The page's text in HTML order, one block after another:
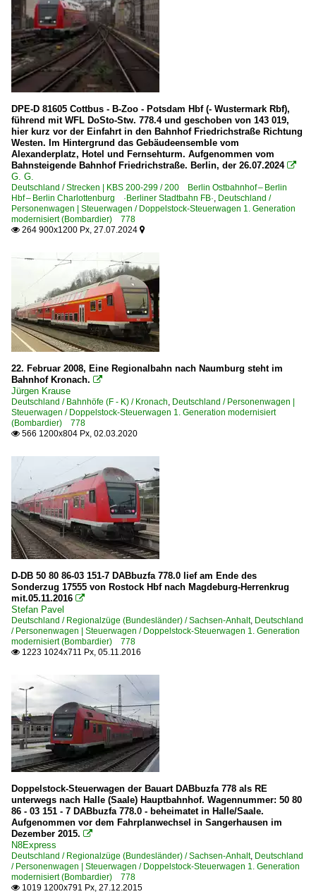
RB 22 ·Airport-Express·
RB-, RE-Linien in NRW
RE 3 ·Rhein-Emscher-Express·
Regionalzüge (Bundesländer)
Baden-Württemberg
Bayern
Mecklenburg-Vorpommern
Sachsen
Sachsen-Anhalt
Thüringen
S-Bahnen und Regionalstadtbahnen
Leipzig, Halle (Verbund)
Sonstiges
Zugzielanzeiger, Zugzieltafeln
Strecken | KBS 200-299
200 Berlin Ostbahnhof – Berlin Hbf – Berlin
250 (Berlin–) Wittenberg – Bitterfeld – Halle
Strecken | KBS 300-399
305 Stendal – Salzwedel – Uelzen ·Amerikalinie·
Strecken | KBS 500-599
501.5 Leipzig Bayerischer Bf – Altenburg – Werdau
560 (Halle–) Großheringen – Jena – Saalfeld ·Saalbahn·
582 Leipzig – Großkorbetha
590 (Halle–) Sangerhausen – Sömmerda – Erfurt bisher
590 Halle – Nordhausen – Eichenberg (–Kassel) ·Halle-
Strecken | KBS 800-999
820 (Nürnberg–) Bamberg – Lichtenfels
826 (Bamberg–) Breitengüßbach – Ebern
840 Hochstadt-Marktzeuln – Probstzella – Saalfeld
Unternehmen (A - K)
Captrain - ITL Eisenbahngesellschaft mbH, Dresden
DB Regio (allgemein)
Unternehmen (L - Z)
Wedler Franz Logistik GmbH & Co. KG, Potsdam ·WFL·
DPE-D 81605 Cottbus - B-Zoo - Potsdam Hbf (- Wustermark Rbf),
führend mit WFL DoSto-Stw. 778.4 und geschoben von 143 019,
hier kurz vor der Einfahrt in den Bahnhof Friedrichstraße Richtung
Westen. Im Hintergrund das Gebäudeensemble vom
Alexanderplatz, Hotel und Fernsehturm. Aufgenommen vom
Bahnsteigende Bahnhof Friedrichstraße. Berlin, der 26.07.2024 
G. G.
Deutschland / Strecken | KBS 200-299 / 200 Berlin Ostbahnhof – Berlin
Hbf – Berlin Charlottenburg ·Berliner Stadtbahn FB·, Deutschland /
Personenwagen | Steuerwagen / Doppelstock-Steuerwagen 1. Generation
modernisiert (Bombardier) 778
 264 900x1200 Px, 27.07.2024 
22. Februar 2008, Eine Regionalbahn nach Naumburg steht im
Bahnhof Kronach. 
Jürgen Krause
Deutschland / Bahnhöfe (F - K) / Kronach, Deutschland / Personenwagen |
Steuerwagen / Doppelstock-Steuerwagen 1. Generation modernisiert
(Bombardier) 778
 566 1200x804 Px, 02.03.2020
D-DB 50 80 86-03 151-7 DABbuzfa 778.0 lief am Ende des
Sonderzug 17555 von Rostock Hbf nach Magdeburg-Herrenkrug
mit.05.11.2016 
Stefan Pavel
Deutschland / Regionalzüge (Bundesländer) / Sachsen-Anhalt, Deutschland
/ Personenwagen | Steuerwagen / Doppelstock-Steuerwagen 1. Generation
modernisiert (Bombardier) 778
 1223 1024x711 Px, 05.11.2016
Doppelstock-Steuerwagen der Bauart DABbuzfa 778 als RE
unterwegs nach Halle (Saale) Hauptbahnhof. Wagennummer: 50 80
86 - 03 151 - 7 DABbuzfa 778.0 - beheimatet in Halle/Saale.
Aufgenommen vor dem Fahrplanwechsel in Sangerhausen im
Dezember 2015. 
N8Express
Deutschland / Regionalzüge (Bundesländer) / Sachsen-Anhalt, Deutschland
/ Personenwagen | Steuerwagen / Doppelstock-Steuerwagen 1. Generation
modernisiert (Bombardier) 778
 1019 1200x791 Px, 27.12.2015